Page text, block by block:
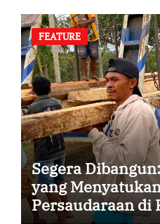
FEATURE
Segera
yang
Persaudaraan di